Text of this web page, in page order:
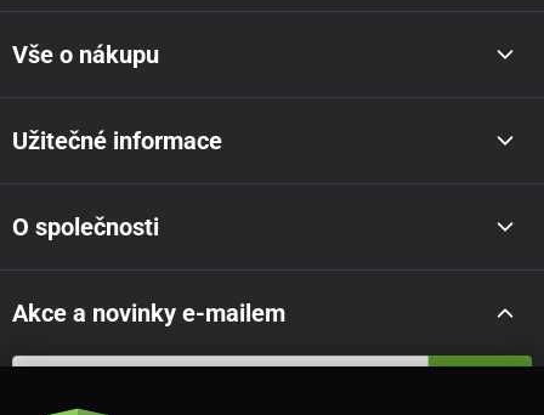
Class 1).
Matrace v šířce 150 cm a širších variantách řeší
problém partnerů, kteří mají rozdílné požadavky
na tuhost matrace, a přesto si chtějí užívat výhod
společné nedělené matrace.
rozepnout potah a otočit dělené jádro dle
preferencí. Každému z partnerů se tak dostane
Vše o nákupu
Užitečné informace
O společnosti
Akce a novinky e-mailem